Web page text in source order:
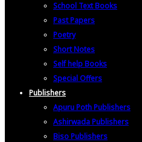
School Text Books
Past Papers
Poetry
Short Notes
Self help Books
Special Offers
Publishers
Apuru Poth Publishers
Ashirwada Publishers
Biso Publishers